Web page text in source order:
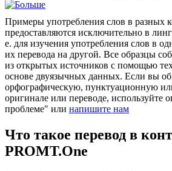
Примеры употребления слов в разных
предоставляются исключительно в
е. для изучения употребления слов в
их перевода на другой. Все образцы
из открытых источников с помощью
основе двуязычных данных. Если вы
орфографическую, пунктуационную
оригинале или переводе,
проблеме" или напишите нам
Что такое перевод в
PROMT.One